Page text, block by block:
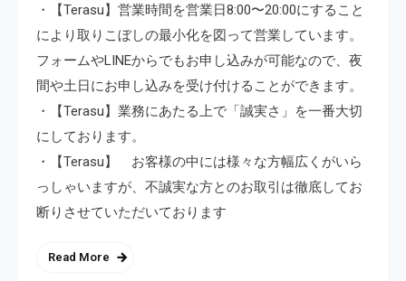
・【Terasu】営業時間を営業日8:00〜20:00にすること
により取りこぼしの最小化を図って営業しています。
フォームやLINEからでもお申し込みが可能なので、夜
間や土日にお申し込みを受け付けることができます。
・【Terasu】業務にあたる上で「誠実さ」を一番大切
にしております。
・【Terasu】 お客様の中には様々な方幅広くがいら
っしゃいますが、不誠実な方とのお取引は徹底してお
断りさせていただいております
Read More